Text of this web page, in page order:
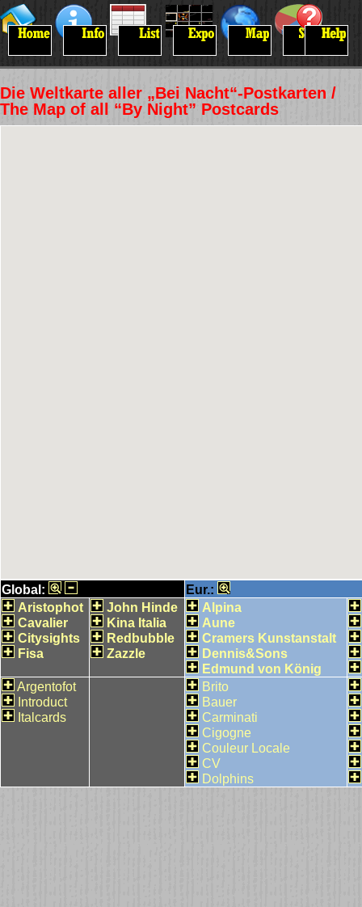
Die Weltkarte aller „Bei Nacht“-Postkarten /
The Map of all “By Night” Postcards
Global:
Eur.:
Aristophot
Cavalier
Citysights
Fisa
John Hinde
Kina Italia
Redbubble
Zazzle
Alpina
Aune
Cramers Kunstanstalt
Dennis&Sons
Edmund von König
Argentofot
Introduct
Italcards
Brito
Bauer
Carminati
Cigogne
Couleur Locale
CV
Dolphins